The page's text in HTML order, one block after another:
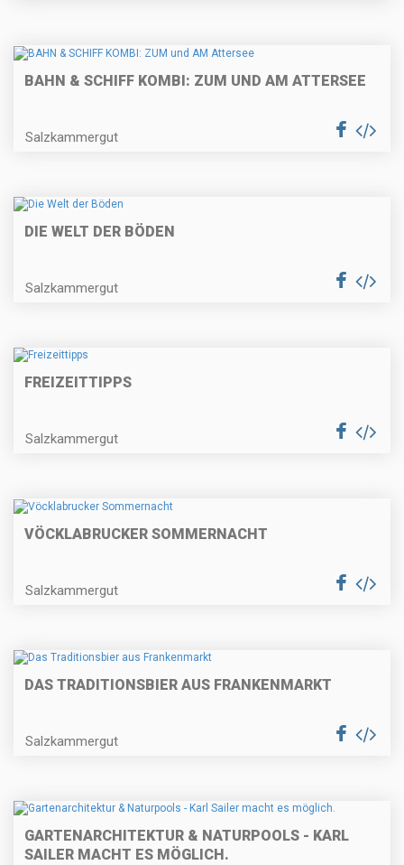
BAHN & SCHIFF KOMBI: ZUM UND AM ATTERSEE
Salzkammergut
DIE WELT DER BÖDEN
Salzkammergut
FREIZEITTIPPS
Salzkammergut
VÖCKLABRUCKER SOMMERNACHT
Salzkammergut
DAS TRADITIONSBIER AUS FRANKENMARKT
Salzkammergut
GARTENARCHITEKTUR & NATURPOOLS - KARL
SAILER MACHT ES MÖGLICH.